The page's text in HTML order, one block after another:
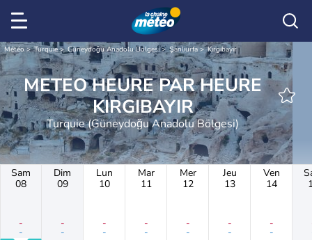
Météo Turquie Güneydoğu Anadolu Bölgesi Şanlıurfa Kırgıbayır
METEO HEURE PAR HEURE
KIRGIBAYIR
Turquie (Güneydoğu Anadolu Bölgesi)
Sam
08
-
-
Dim
09
-
-
Lun
10
-
-
Mar
11
-
-
Mer
12
-
-
Jeu
13
-
-
Ven
14
-
-